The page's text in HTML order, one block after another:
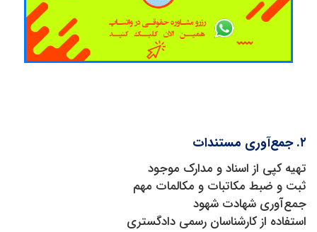
۲. جمع‌آوری مستندات
تهیه کپی از اسناد و مدارک موجود
ثبت و ضبط مکاتبات و مکالمات مهم
جمع‌آوری شهادت شهود
استفاده از کارشناسان رسمی دادگستری